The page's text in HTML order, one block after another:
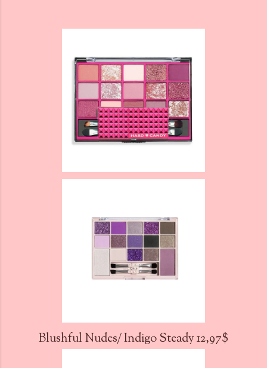
Blushful Nudes/ Indigo Steady 12,97$